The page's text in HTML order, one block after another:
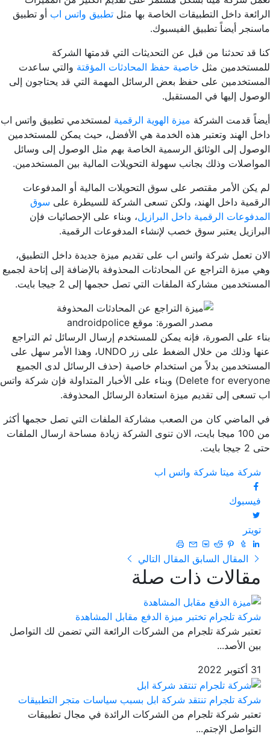
الرائعة داخل التطبيقات الخاصة بها مثل تطبيق واتس اب أو تطبيق
ماسنجر أيضاً تطبيق الفيسبوك.
كنا قد تحدثنا من قبل عن التحديثات التي قدمتها الشركة
للمستخدمين مثل خاصية حفظ المحادثات المؤقتة والتي ساعدت
المستخدمين على حفظ بعض الرسائل المهمة التي قد يحتاجون إلى
الوصول إليها في المستقبل.
أيضاً قدمت الشركة ميزة الهوية الرقمية لمستخدمي تطبيق واتس اب
داخل الهند وتعتبر هذه الخدمة هي الأفضل، حيث يمكن للمستخدمين
الوصول إلى الوثائق الرسمية الخاصة بهم مثل الوصول إلى وسائل
المواصلات وذلك بجانب سهولة التحويلات المالية بين المستخدمين.
لم يكن الأمر مقتصر على سوق التحويلات المالية أو المدفوعات
الرقمية داخل الهند، ولكن تسعى الشركة للسيطرة على سوق
المدفوعات الرقمية داخل البرازيل، وبناء على الإحصائيات فإن
البرازيل يعتبر سوق خصب لإنشاء المدفوعات الرقمية.
الان تعمل شركة واتس اب على تقديم ميزة جديدة داخل التطبيق،
وهي ميزة التراجع عن المحادثات المحذوفة بالإضافة إلى إتاحة لجميع
المستخدمين مشاركة الملفات التي تصل حجمها إلى 2 جيجا بايت.
مصدر الصورة: موقع androidpolice
بناء على الصورة، فإنه يمكن للمستخدم إرسال الرسائل ثم التراجع
عنها وذلك من خلال الضغط على زر UNDO، وهذا الأمر سهل على
المستخدمين بدلاً من استخدام خاصية (حذف الرسائل لدى الجميع
Delete for everyone) وبناء على الأخبار المتداولة فإن شركة واتس
اب تسعى إلى تقديم ميزة استعادة الرسائل المحذوفة.
في الماضي كان من الصعب مشاركة الملفات التي تصل حجمها أكثر
من 100 ميجا بايت، الان تنوى الشركة زيادة مساحة ارسال الملفات
حتى 2 جيجا بايت.
شركة ميتا شركة واتس اب
فيسبوك
تويتر
المقال السابق المقال التالي
مقالات ذات صلة
شركة تلجرام تختبر ميزة الدفع مقابل المشاهدة
تعتبر شركة تلجرام من الشركات الرائعة التي تضمن لك التواصل
بين الأصد...
31 أكتوبر 2022
شركة تلجرام تنتقد شركة ابل بسبب سياسات متجر التطبيقات
تعتبر شركة تلجرام من الشركات الرائدة في مجال تطبيقات
التواصل الإجتم...